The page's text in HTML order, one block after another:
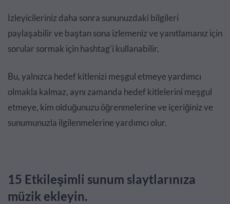
İzleyicileriniz daha sonra sununuzdaki bilgileri
paylaşabilir ve baştan sona izlemeniz ve yanıtlamanız için
sorular sormak için hashtag'i kullanabilir.
Bu, yalnızca hedef kitlenizi meşgul etmeye yardımcı
olmakla kalmaz, aynı zamanda hedef kitlelerini meşgul
etmeye, kim olduğunuzu öğrenmelerine ve içeriğiniz ve
sunumunuzla ilgilenmelerine yardımcı olur.
15 Etkileşimli sunum slaytlarınıza
müzik ekleyin.